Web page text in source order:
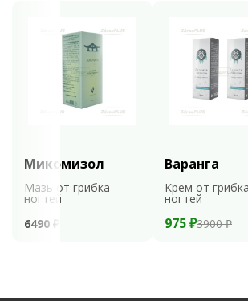
Микомизол
Мазь от грибка
ногтей
6490 ₽
Варанга
Крем от грибка
ногтей
975 ₽3900 ₽